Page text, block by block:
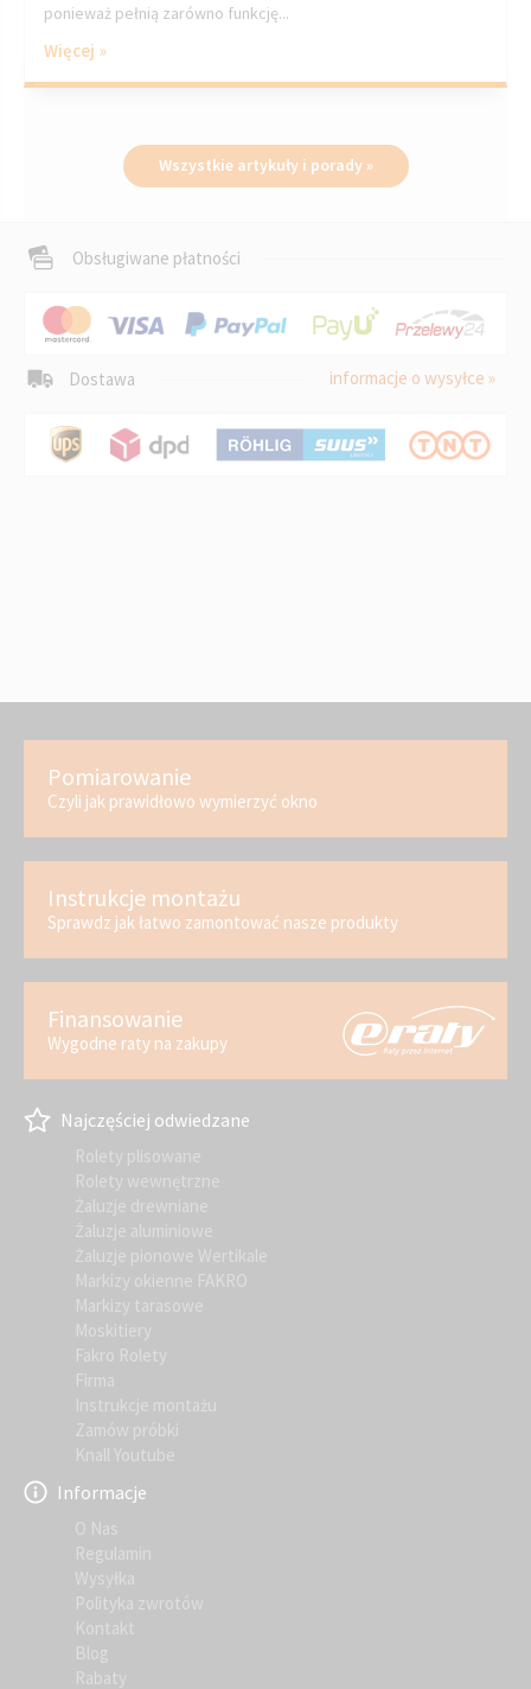
ponieważ pełnią zarówno funkcję...
Więcej »
Wszystkie artykuły i porady »
Obsługiwane płatności
Dostawa informacje o wysyłce »
Pomiarowanie
Czyli jak prawidłowo wymierzyć okno
Instrukcje montażu
Sprawdz jak łatwo zamontować nasze produkty
Finansowanie
Wygodne raty na zakupy
Najczęściej odwiedzane
Rolety plisowane
Rolety wewnętrzne
Żaluzje drewniane
Żaluzje aluminiowe
Żaluzje pionowe Wertikale
Markizy okienne FAKRO
Markizy tarasowe
Moskitiery
Fakro Rolety
Firma
Instrukcje montażu
Zamów próbki
Knall Youtube
Informacje
O Nas
Regulamin
Wysyłka
Polityka zwrotów
Kontakt
Blog
Rabaty